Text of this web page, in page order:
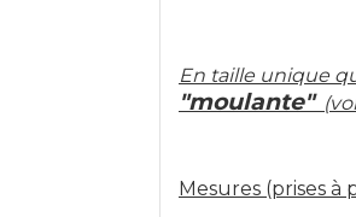
En taille unique
"moulante"
Mesures (prises à